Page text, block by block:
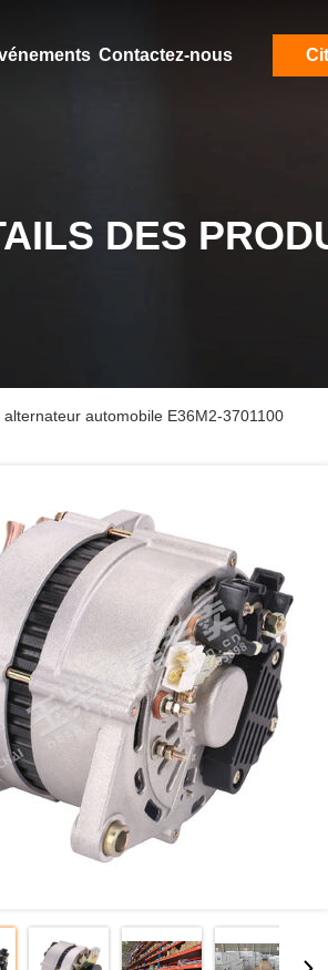
Contactez-nous
DES
automobile E36M2-3701100